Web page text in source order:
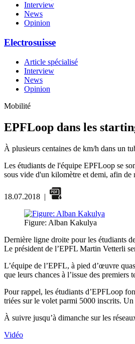
Interview
News
Opinion
Electrosuisse
Article spécialisé
Interview
News
Opinion
Mobilité
EPFLoop dans les
À plusieurs centaines de km/h dans un
Les étudiants de l'équipe EPFLoop se
sous vide d'un kilomètre et demi, afin
18.07.2018 |
Figure: Alban Kakulya
Dernière ligne droite pour les étudiants
Le président de l’EPFL Martin Vetterli
L’équipe de l’EPFL, à pied d’œuvre
que leurs chances à l’issue des premiers
Pour rappel, les étudiants d’EPFLoop
triées sur le volet parmi 5000 inscrits.
À suivre jusqu’à dimanche sur les
Vidéo